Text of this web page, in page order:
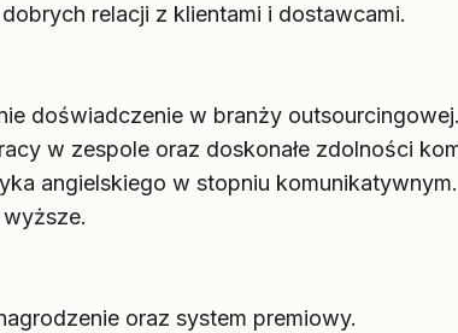
relacji z klientami i dostawcami.
doświadczenie w branży outsourcingowej.
w zespole oraz doskonałe zdolności
angielskiego w stopniu komunikatywnym.
oraz system premiowy.